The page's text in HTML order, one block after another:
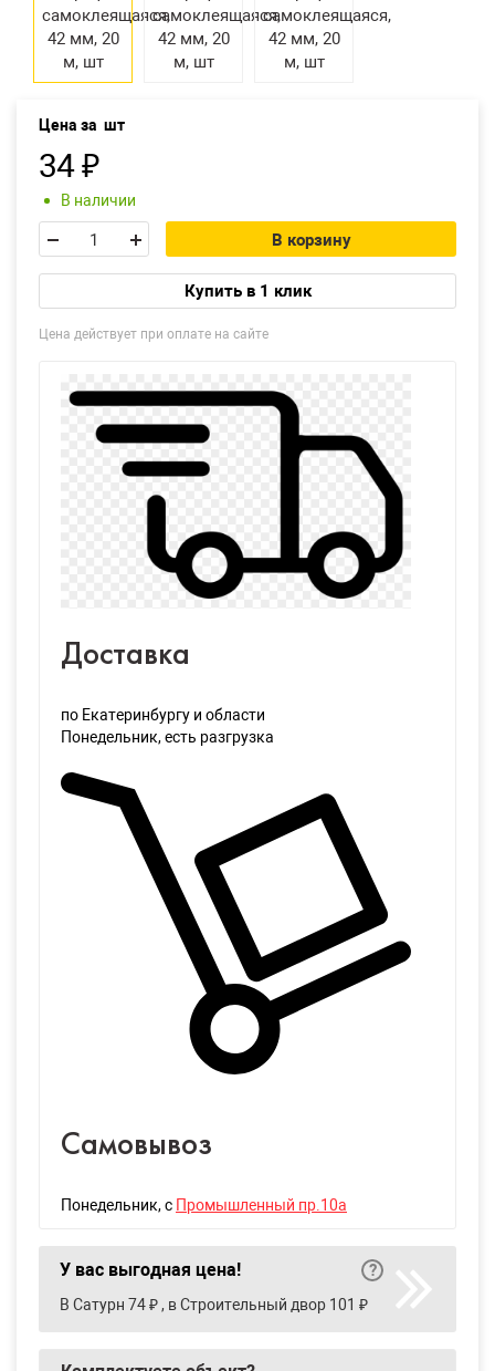
Цена за шт
34₽
В наличии
В корзину
Купить в 1 клик
Цена действует при оплате на сайте
Доставка
по Екатеринбургу и области
Понедельник, есть разгрузка
Самовывоз
Понедельник, с Промышленный пр.10а
У вас выгодная цена!
В Сатурн 74 ₽ , в Строительный двор 101 ₽